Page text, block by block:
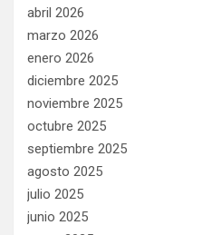
abril 2026
marzo 2026
enero 2026
diciembre 2025
noviembre 2025
octubre 2025
septiembre 2025
agosto 2025
julio 2025
junio 2025